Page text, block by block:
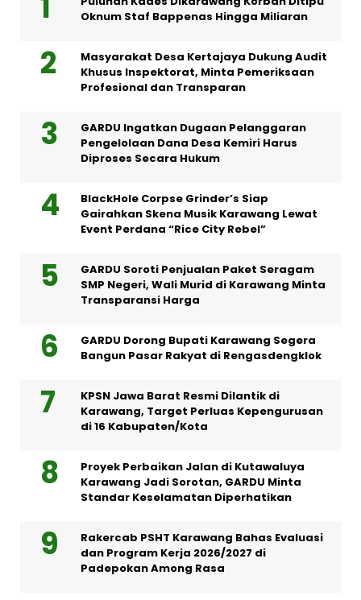
Oknum Staf Bappenas Hingga Miliaran
Masyarakat Desa Kertajaya Dukung Audit
Khusus Inspektorat, Minta Pemeriksaan
Profesional dan Transparan
GARDU Ingatkan Dugaan Pelanggaran
Pengelolaan Dana Desa Kemiri Harus
Diproses Secara Hukum
BlackHole Corpse Grinder’s Siap
Gairahkan Skena Musik Karawang Lewat
Event Perdana “Rice City Rebel”
GARDU Soroti Penjualan Paket Seragam
SMP Negeri, Wali Murid di Karawang Minta
Transparansi Harga
GARDU Dorong Bupati Karawang Segera
Bangun Pasar Rakyat di Rengasdengklok
KPSN Jawa Barat Resmi Dilantik di
Karawang, Target Perluas Kepengurusan
di 16 Kabupaten/Kota
Proyek Perbaikan Jalan di Kutawaluya
Karawang Jadi Sorotan, GARDU Minta
Standar Keselamatan Diperhatikan
Rakercab PSHT Karawang Bahas Evaluasi
dan Program Kerja 2026/2027 di
Padepokan Among Rasa